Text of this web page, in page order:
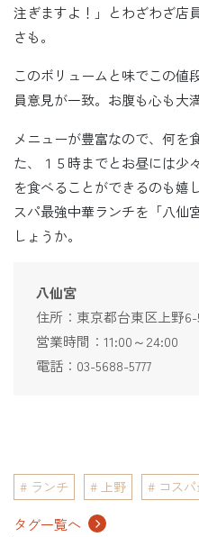
注ぎますよ！」とわざわざ店
さも。
このボリュームと味でこの値
員意見が一致。お腹も心も大
メニューが豊富なので、何を
た、１５時までとお昼には少
を食べることができるのも嬉
スパ最強中華ランチを「八仙
しょうか。
八仙宮
住所：東京都台東区上野
営業時間：11:00～24:00
電話：03-5688-5777
ランチ 上野 コス
タグ一覧へ